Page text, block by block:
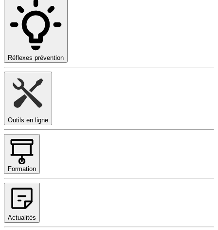
Réflexes prévention
Outils en ligne
Formation
Actualités